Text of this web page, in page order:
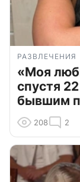
РАЗВЛЕЧЕНИЯ
«Моя
спустя
бывшим
208 2